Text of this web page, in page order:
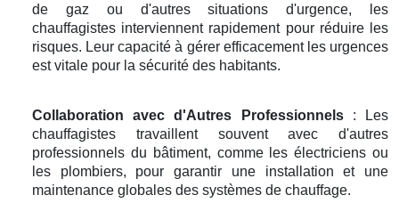
de gaz ou d'autres situations d'urgence, les
chauffagistes interviennent rapidement pour réduire les
risques. Leur capacité à gérer efficacement les urgences
est vitale pour la sécurité des habitants.
Collaboration avec d'Autres Professionnels: Les
chauffagistes travaillent souvent avec d'autres
professionnels du bâtiment, comme les électriciens ou
les plombiers, pour garantir une installation et une
maintenance globales des systèmes de chauffage.